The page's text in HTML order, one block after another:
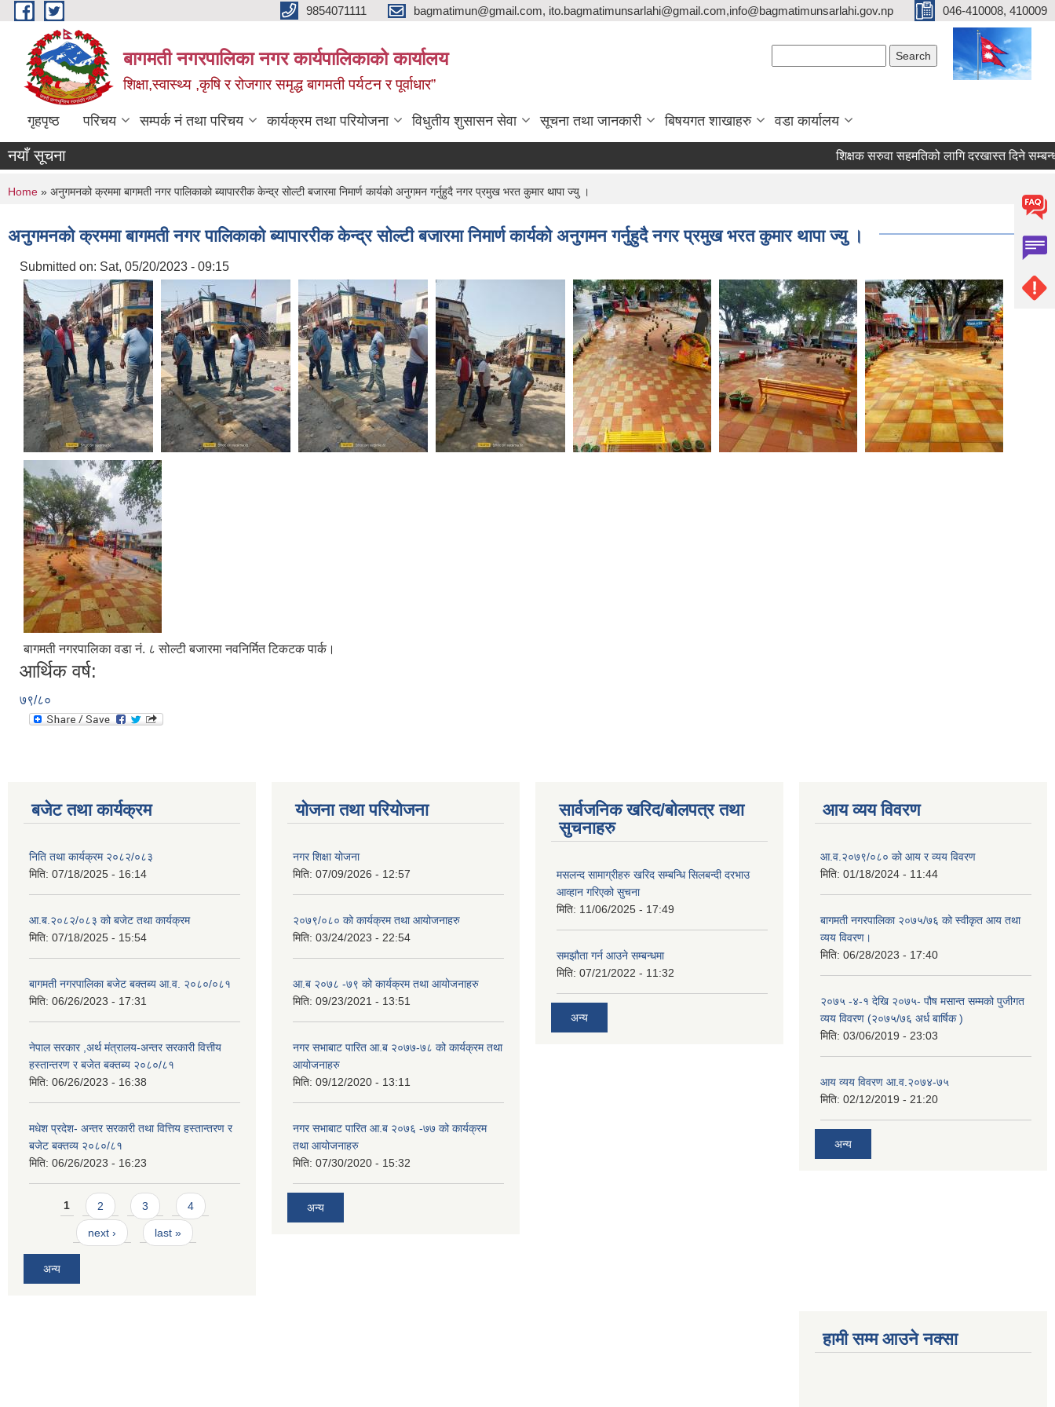
Skip to main content 9854071111 bagmatimun@gmail.com, ito.bagmatimunsarlahi@gmail.com,info@bagmatimunsarlahi.gov.np 046-410008, 410009
बागमती नगरपालिका नगर कार्यपालिकाको कार्यालय
शिक्षा,स्वास्थ्य ,कृषि र रोजगार समृद्ध बागमती पर्यटन र पूर्वाधार”
गृहपृष्ठ परिचय सम्पर्क नं तथा परिचय कार्यक्रम तथा परियोजना विधुतीय शुसासन सेवा सूचना तथा जानकारी बिषयगत शाखाहरु वडा कार्यालय
नयाँ सूचना शिक्षक सरुवा सहमतिको लागि दरखास्त दिने
You are here
Home » अनुगमनको क्रममा बागमती नगर पालिकाको ब्यापाररीक केन्द्र सोल्टी बजारमा निमार्ण कार्यको अनुगमन गर्नुहुदै नगर प्रमुख भरत कुमार थापा ज्यु ।
अनुगमनको क्रममा बागमती नगर पालिकाको ब्यापाररीक केन्द्र सोल्टी बजारमा निमार्ण कार्यको अनुगमन गर्नुहुदै नगर प्रमुख भरत कुमार थापा ज्यु ।
Submitted on: Sat, 05/20/2023 - 09:15
बागमती नगरपालिका वडा नं. ८ सोल्टी बजारमा नवनिर्मित टिकटक पार्क।
आर्थिक वर्ष:
७९/८०
बजेट तथा कार्यक्रम
निति तथा कार्यक्रम २०८२/०८३
मिति: 07/18/2025 - 16:14
आ.ब.२०८२/०८३ को बजेट तथा कार्यक्रम
मिति: 07/18/2025 - 15:54
बागमती नगरपालिका बजेट बक्तब्य आ.व. २०८०/०८१
मिति: 06/26/2023 - 17:31
नेपाल सरकार ,अर्थ मंत्रालय-अन्तर सरकारी वित्तीय
हस्तान्तरण र बजेत बक्तब्य २०८०/८१
मिति: 06/26/2023 - 16:38
मधेश प्रदेश- अन्तर सरकारी तथा वित्तिय हस्तान्तरण र
बजेट बक्तव्य २०८०/८१
मिति: 06/26/2023 - 16:23
Pages
1 2 3 4
next › last »
अन्य
योजना तथा परियोजना
नगर शिक्षा योजना
मिति: 07/09/2026 - 12:57
२०७९/०८० को कार्यक्रम तथा आयोजनाहरु
मिति: 03/24/2023 - 22:54
आ.ब २०७८ -७९ को कार्यक्रम तथा आयोजनाहरु
मिति: 09/23/2021 - 13:51
नगर सभाबाट पारित आ.ब २०७७-७८ को कार्यक्रम तथा
आयोजनाहरु
मिति: 09/12/2020 - 13:11
नगर सभाबाट पारित आ.ब २०७६ -७७ को कार्यक्रम
तथा आयोजनाहरु
मिति: 07/30/2020 - 15:32
अन्य
सार्वजनिक खरिद/बोलपत्र तथा
सुचनाहरु
मसलन्द सामाग्रीहरु खरिद सम्बन्धि सिलबन्दी दरभाउ
आव्हान गरिएको सुचना
मिति: 11/06/2025 - 17:49
समझौता गर्न आउने सम्बन्धमा
मिति: 07/21/2022 - 11:32
अन्य
आय व्यय विवरण
आ.व.२०७९/०८० को आय र व्यय विवरण
मिति: 01/18/2024 - 11:44
बागमती नगरपालिका २०७५/७६ को स्वीकृत आय तथा
व्यय विवरण।
मिति: 06/28/2023 - 17:40
२०७५ -४-१ देखि २०७५- पौष मसान्त सम्मको पुजीगत
व्यय विवरण (२०७५/७६ अर्ध बार्षिक )
मिति: 03/06/2019 - 23:03
आय व्यय विवरण आ.व.२०७४-७५
मिति: 02/12/2019 - 21:20
अन्य
हामी सम्म आउने नक्सा